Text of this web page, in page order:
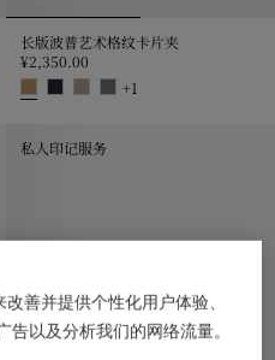
长版波普艺术格纹卡片夹
¥2,350.00
+1
私人印记服务
善并提供个性化用户体验、
以及分析我们的网络流量。